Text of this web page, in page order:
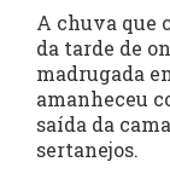
A chuva que
da tarde de
madrugada
amanheceu
saída da
sertanejos.